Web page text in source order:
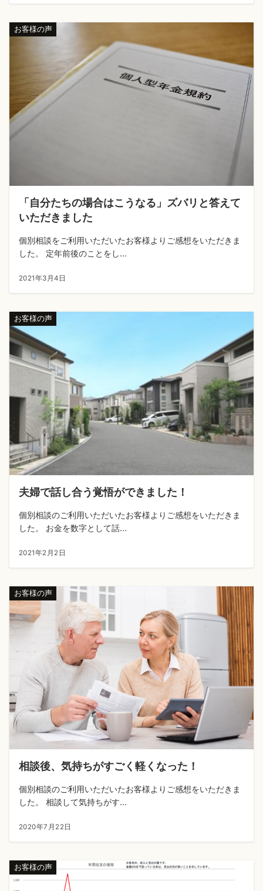
お客様の声
「自分たちの場合はこうなる」ズバリと答えて
いただきました
個別相談をご利用いただいたお客様よりご感想をいただきま
した。 定年前後のことをし...
2021年3月4日
お客様の声
夫婦で話し合う覚悟ができました！
個別相談のご利用いただいたお客様よりご感想をいただきま
した。 お金を数字として話...
2021年2月2日
お客様の声
相談後、気持ちがすごく軽くなった！
個別相談のご利用いただいたお客様よりご感想をいただきま
した。 相談して気持ちがす...
2020年7月22日
お客様の声